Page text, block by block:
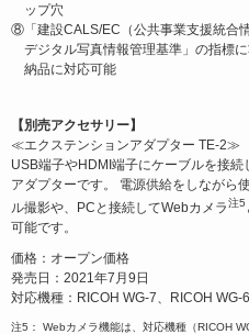
ップ穴
⑧「建設CALS/EC（公共事業支援統合
デジタル写真情報管理基準」の指標
納品に対応可能
【別売アクセサリー】
≪エクステンションアダプター TE-2≫
USB端子やHDMI端子にケーブルを接
アダプターです。 電源供給をしながら
ル撮影や、PCと接続してWebカメラ注5
可能です。
価格：オープン価格
発売日：2021年7月9日
対応機種：RICOH WG-7、RICOH
注5： Webカメラ機能は、対応機種（RICOH